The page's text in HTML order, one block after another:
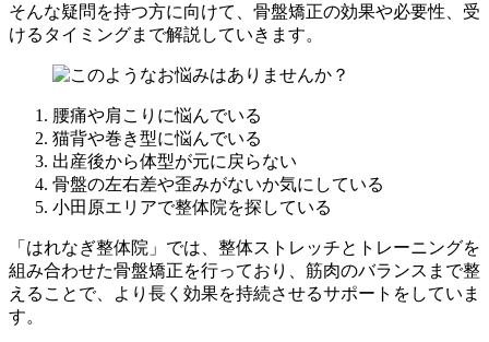
そんな疑問を持つ方に向けて、骨盤矯正の効果や必要性、受
けるタイミングまで解説していきます。
腰痛や肩こりに悩んでいる
猫背や巻き型に悩んでいる
出産後から体型が元に戻らない
骨盤の左右差や歪みがないか気にしている
小田原エリアで整体院を探している
「はれなぎ整体院」では、整体ストレッチとトレーニングを
組み合わせた骨盤矯正を行っており、筋肉のバランスまで整
えることで、より長く効果を持続させるサポートをしていま
す。